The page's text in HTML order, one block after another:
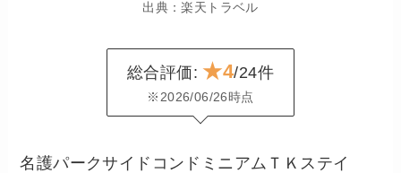
出典：楽天トラベル
総合評価: ★4/24件
※2026/06/26時点
名護パークサイドコンドミニアムＴＫステイ